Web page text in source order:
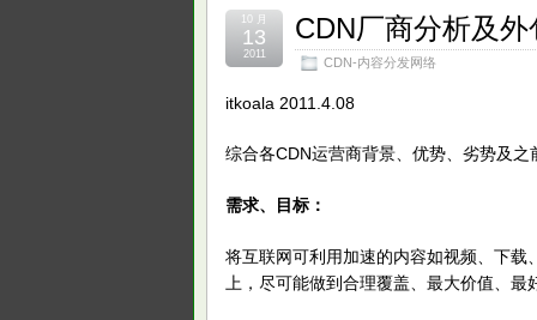
CDN厂商分析及外
CDN-内容分发网络
10 月
13
2011
itkoala 2011.4.08
综合各CDN运营商背景、优势、劣势及
需求、目标：
将互联网可利用加速的内容如视频、下载
上，尽可能做到合理覆盖、最大价值、最